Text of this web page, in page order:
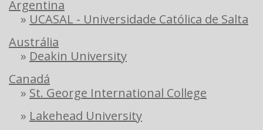
Argentina
» UCASAL - Universidade Católica de Salta
Austrália
» Deakin University
Canadá
» St. George International College
» Lakehead University